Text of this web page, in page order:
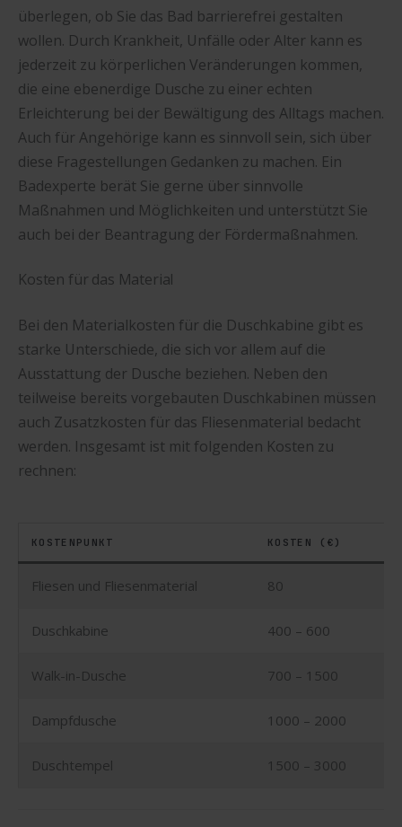
überlegen, ob Sie das Bad barrierefrei gestalten
wollen. Durch Krankheit, Unfälle oder Alter kann es
jederzeit zu körperlichen Veränderungen kommen,
die eine ebenerdige Dusche zu einer echten
Erleichterung bei der Bewältigung des Alltags machen.
Auch für Angehörige kann es sinnvoll sein, sich über
diese Fragestellungen Gedanken zu machen. Ein
Badexperte berät Sie gerne über sinnvolle
Maßnahmen und Möglichkeiten und unterstützt Sie
auch bei der Beantragung der Fördermaßnahmen.
Kosten für das Material
Bei den Materialkosten für die Duschkabine gibt es
starke Unterschiede, die sich vor allem auf die
Ausstattung der Dusche beziehen. Neben den
teilweise bereits vorgebauten Duschkabinen müssen
auch Zusatzkosten für das Fliesenmaterial bedacht
werden. Insgesamt ist mit folgenden Kosten zu
rechnen:
KOSTENPUNKT KOSTEN (€)
Fliesen und Fliesenmaterial 80
Duschkabine 400 – 600
Walk-in-Dusche 700 – 1500
Dampfdusche 1000 – 2000
Duschtempel 1500 – 3000